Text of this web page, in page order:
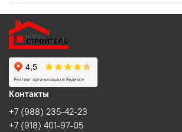
Контакты
+7 (988) 235-42-23
+7 (918) 401-97-05